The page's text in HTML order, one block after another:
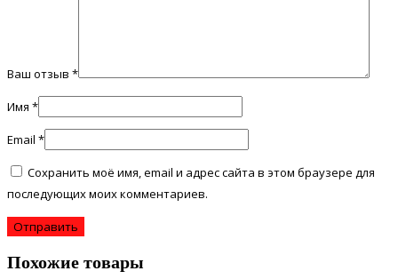
Ваш отзыв *
Имя *
Email *
Сохранить моё имя, email и адрес сайта в этом браузере для
последующих моих комментариев.
Похожие товары